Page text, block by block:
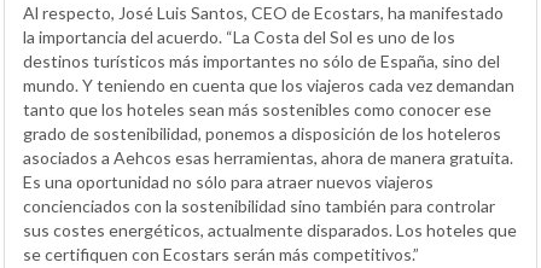
Al respecto, José Luis Santos, CEO de Ecostars, ha manifestado
la importancia del acuerdo. “La Costa del Sol es uno de los
destinos turísticos más importantes no sólo de España, sino del
mundo. Y teniendo en cuenta que los viajeros cada vez demandan
tanto que los hoteles sean más sostenibles como conocer ese
grado de sostenibilidad, ponemos a disposición de los hoteleros
asociados a Aehcos esas herramientas, ahora de manera gratuita.
Es una oportunidad no sólo para atraer nuevos viajeros
concienciados con la sostenibilidad sino también para controlar
sus costes energéticos, actualmente disparados. Los hoteles que
se certifiquen con Ecostars serán más competitivos.”